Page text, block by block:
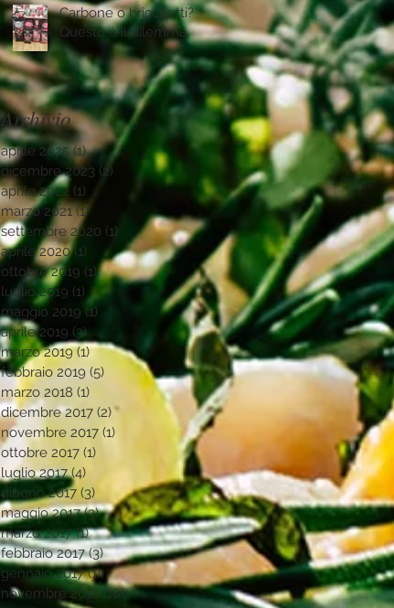
Carbone o bricchetti?
Questo è il dilemma.
Archivio
aprile 2025 (1)1 post
dicembre 2023 (2) 2 post
aprile 2022 (1)
marzo 2021 (1)1 post
settembre 2020 (1) 1 post
aprile 2020 (1) 1 post
ottobre 2019 (1)1 post
luglio 2019 (1) 1 post
maggio 2019 (1)
aprile 2019 (3)3 post
marzo 2019 (1)1 post
febbraio 2019 (5) 5 post
marzo 2018 (1)
dicembre 2017 (2)2 post
novembre 2017 (1)
ottobre 2017 (1)
luglio 2017 (4)
giugno 2017 (3) 3 post
maggio 2017 (3)3 post
marzo 2017 (1)1 post
febbraio 2017 (3)3 post
gennaio 2017 (1)1 post
novembre 2016 (18)18 post